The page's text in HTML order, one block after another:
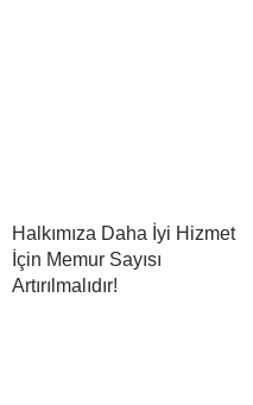
Halkımıza Daha İyi Hizmet
İçin Memur Sayısı
Artırılmalıdır!